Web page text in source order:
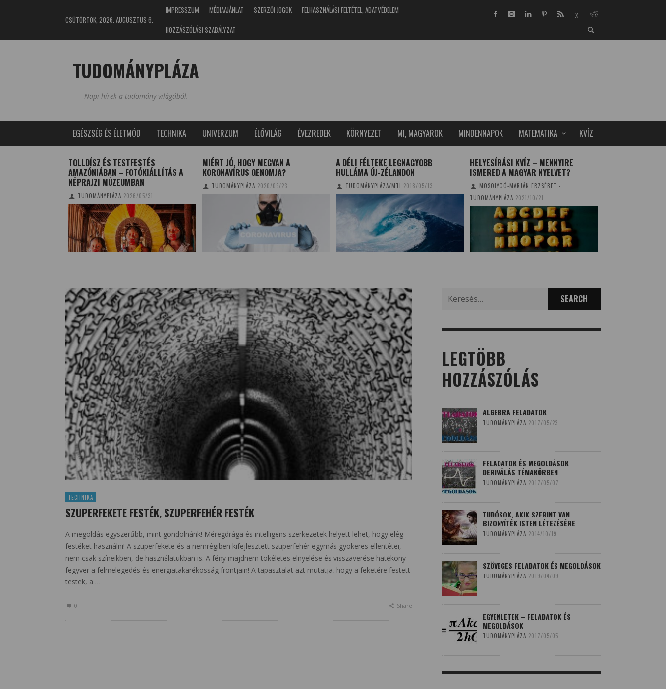
CSÜTÖRTÖK, 2026. AUGUSZTUS 6.
IMPRESSZUM MÉDIAAJÁNLAT SZERZŐI JOGOK
FELHASZNÁLÁSI FELTÉTEL, ADATVÉDELEM
HOZZÁSZÓLÁSI SZABÁLYZAT
TUDOMÁNYPLÁZA
Napi hírek a tudomány világából.
EGÉSZSÉG ÉS ÉLETMÓD TECHNIKA UNIVERZUM ÉLŐVILÁG ÉVEZREDEK KÖRNYEZET MI, MAGYAROK MINDENNAPOK MATEMATIKA KVÍZ
TOLLDÍSZ ÉS TESTFESTÉS
AMAZÓNIÁBAN – FOTÓKIÁLLÍTÁS A
NÉPRAJZI MÚZEUMBAN
TUDOMÁNYPLÁZA 2026/05/31
MIÉRT JÓ, HOGY MEGVAN A
KORONAVÍRUS GENOMJA?
TUDOMÁNYPLÁZA 2020/03/23
A DÉLI FÉLTEKE LEGNAGYOBB
HULLÁMA ÚJ-ZÉLANDON
TUDOMÁNYPLÁZA/MTI 2018/05/13
HELYESÍRÁSI KVÍZ – MENNYIRE
ISMERED A MAGYAR NYELVET?
MOSOLYGÓ-MARJÁN ERZSÉBET -
TUDOMÁNYPLÁZA 2021/10/21
TECHNIKA
SZUPERFEKETE FESTÉK, SZUPERFEHÉR FESTÉK
A megoldás egyszerűbb, mint gondolnánk! Méregdrága és intelligens szerkezetek helyett lehet, hogy elég
festéket használni! A szuperfekete és a nemrégiben kifejlesztett szuperfehér egymás gyökeres ellentétei,
nem csak színeikben, de használatukban is. A fény majdnem tökéletes elnyelése és visszaverése hatékony
fegyver a felmelegedés és energiatakarékosság frontjain! A tapasztalat azt mutatja, hogy a feketére festett
testek, a …
0 Share
for:
LEGTÖBB
HOZZÁSZÓLÁS
ALGEBRA FELADATOK
TUDOMÁNYPLÁZA 2017/05/23
FELADATOK ÉS MEGOLDÁSOK
DERIVÁLÁS TÉMAKÖRBEN
TUDOMÁNYPLÁZA 2017/05/07
TUDÓSOK, AKIK SZERINT VAN
BIZONYÍTÉK ISTEN LÉTEZÉSÉRE
TUDOMÁNYPLÁZA 2014/10/19
SZÖVEGES FELADATOK ÉS MEGOLDÁSOK
TUDOMÁNYPLÁZA 2019/04/09
EGYENLETEK – FELADATOK ÉS
MEGOLDÁSOK
TUDOMÁNYPLÁZA 2017/05/05